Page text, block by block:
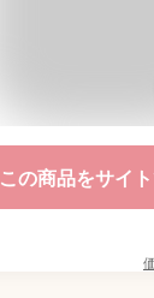
この商品をサイ